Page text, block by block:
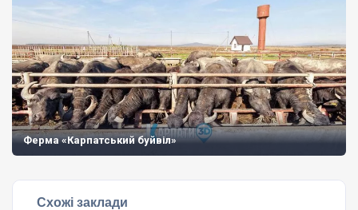
Ферма «Карпатський буйвіл»
Схожі заклади